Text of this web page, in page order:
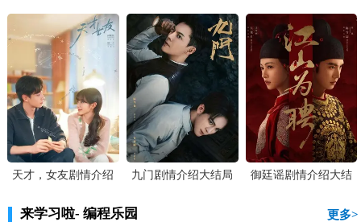
天才，女友剧情介绍
九门剧情介绍大结局
御廷谣剧情介绍大结
来学习啦- 编程乐园 更多